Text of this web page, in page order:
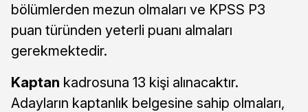
bölümlerden mezun olmaları ve KPSS P3
puan türünden yeterli puanı almaları
gerekmektedir.
Kaptan kadrosuna 13 kişi alınacaktır.
Adayların kaptanlık belgesine sahip olmaları,